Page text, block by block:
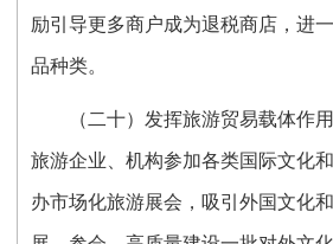
励引导更多商户成为退税商店，进
品种类。
（二十）发挥旅游贸易载体作
旅游企业、机构参加各类国际文化
办市场化旅游展会，吸引外国文化